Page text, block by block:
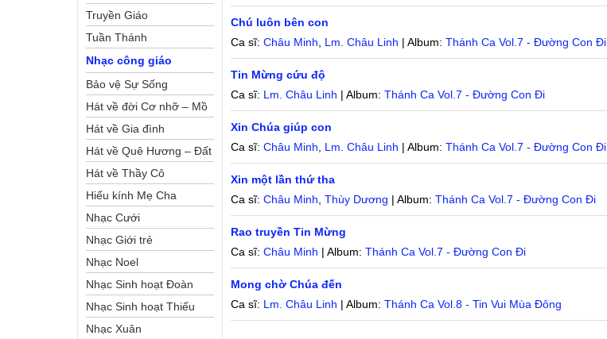
Chú luôn bên con
Ca sĩ:Châu Minh Lm. Châu Linh | Album:Thánh Ca Vol.7 - Đường Con Đi
Tin Mừng cứu độ
Ca sĩ: Lm. Châu Linh | Album:Thánh Ca Vol.7 - Đường Con Đi
Xin Chúa giúp con
Ca sĩ:Châu Minh Lm. Châu Linh | Album:Thánh Ca Vol.7 - Đường Con Đi
Xin một lần thứ tha
Ca sĩ:Châu Minh ,Thùy Dương | Album:Thánh Ca Vol.7 - Đường Con Đi
Rao truyền Tin Mừng
Ca sĩ:Châu Minh | Album:Thánh Ca Vol.7 - Đường Con Đi
Mong chờ Chúa đến
Ca sĩ: Lm. Châu Linh | Album:Thánh Ca Vol.8 - Tin Vui Mùa Đông
Truyền Giáo
Tuần Thánh
Nhạc công giáo
Bảo vệ Sự Sống
Hát về đời Cơ nhỡ – Mồ
côi
Hát về Gia đình
Hát về Quê Hương – Đất
Nước
Hát về Thầy Cô
Hiếu kính Mẹ Cha
Nhạc Cưới
Nhạc Giới trẻ
Nhạc Noel
Nhạc Sinh hoạt Đoàn
Thể Công Giáo
Nhạc Sinh hoạt Thiếu
Nhi
Nhạc Xuân